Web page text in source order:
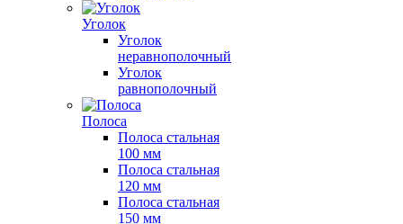
Уголок
Уголок
неравнополочный
Уголок
равнополочный
Полоса
Полоса стальная
100 мм
Полоса стальная
120 мм
Полоса стальная
150 мм